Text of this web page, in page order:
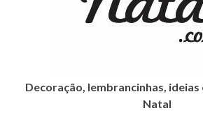
Decoração, lembrancinhas, ideias
Natal